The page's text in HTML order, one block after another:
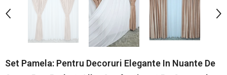
Set Pamela: Pentru Decoruri Elegante In Nuante De